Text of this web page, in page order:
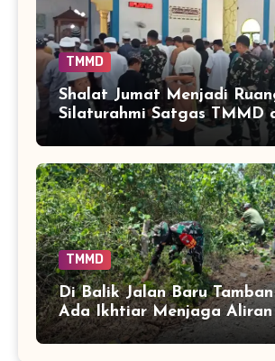
TMMD
Shalat Jumat Menjadi
Silaturahmi Satgas TMMD
Warga Tamban Bangun
TMMD
Di Balik Jalan Baru
Ada Ikhtiar Menjaga Aliran
Tetap Hidup